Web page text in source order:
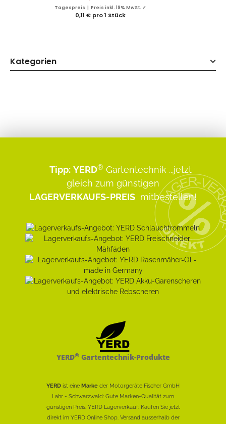
Tagespreis | Preis inkl. 19% MwSt. ✓
0,11 € pro 1 Stück
Kategorien
Tipp: YERD® Gartentechnik ...jetzt
gleich zum günstigen
LAGERVERKAUFS-PREIS mitbestellen!
YERD®Gartentechnik-Produkte
YERD ist eine Marke der Motorgeräte Fischer GmbH
Lahr - Schwarzwald: Gute Marken-Qualität zum
günstigen Preis. YERD Lagerverkauf: Kaufen Sie jetzt
direkt im YERD Online Shop. Versand ausserhalb der